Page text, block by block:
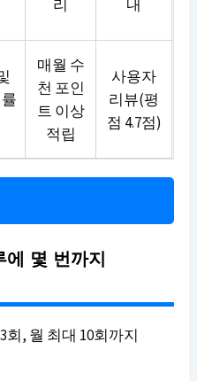
리 내
매월 수
천 포인
트 이상
적립
사용자
리뷰(평
점 4.7점)
에 몇 번까지
, 월 최대 10회까지